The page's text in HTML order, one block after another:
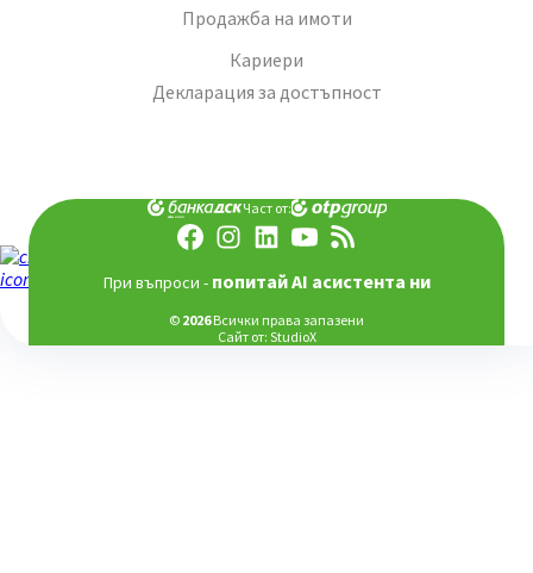
Продажба на имоти
Кариери
Декларация за достъпност
Част от:
При въпроси - попитай AI асистента ни
© 2026Всички права запазени
Сайт от: StudioX